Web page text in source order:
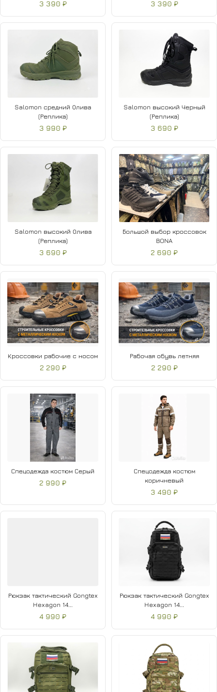
3 390 ₽ 3 390 ₽
Salomon средний Олива
(Реплика)
3 990 ₽
Salomon высокий Черный
(Реплика)
3 690 ₽
Salomon высокий Олива
(Реплика)
3 690 ₽
Большой выбор кроссовок
BONA
2 690 ₽
Кроссовки рабочие с носом
2 290 ₽
Рабочая обувь летняя
2 290 ₽
Спецодежда костюм Серый
2 990 ₽
Спецодежда костюм
коричневый
3 490 ₽
Рюкзак тактический Gongtex
Hexagon 14...
4 990 ₽
Рюкзак тактический Gongtex
Hexagon 14...
4 990 ₽